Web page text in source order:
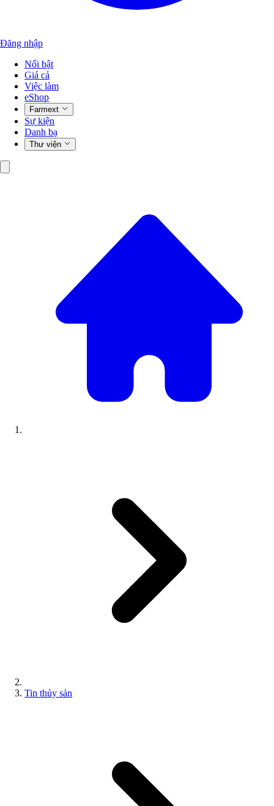
Đăng nhập
Nổi bật
Giá cả
Việc làm
eShop
Farmext
Sự kiện
Danh bạ
Thư viện
Tin thủy sản